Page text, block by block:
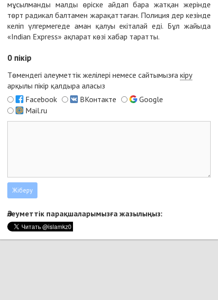
мұсылманды малды өріске айдап бара жатқан жерінде
төрт радикал балтамен жарақаттаған. Полиция дер кезінде
келіп үлгермегеде аман қалуы екіталай еді. Бұл жайыда
«Indian Express» ақпарат көзі хабар таратты.
0 пікір
Төмендегі әлеуметтік желілері немесе сайтымызға кіру
арқылы пікір қалдыра аласыз
Facebook
ВКонтакте
Google
Mail.ru
Әлеуметтік парақшаларымызға жазылыңыз: